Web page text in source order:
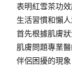
表明紅雪茶功
生活習慣和懶
首先根據肌膚
肌膚問題專業
伴侶困擾的現